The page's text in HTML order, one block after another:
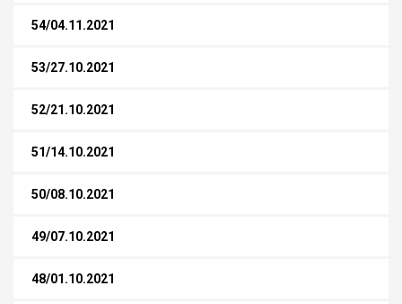
54/04.11.2021
53/27.10.2021
52/21.10.2021
51/14.10.2021
50/08.10.2021
49/07.10.2021
48/01.10.2021